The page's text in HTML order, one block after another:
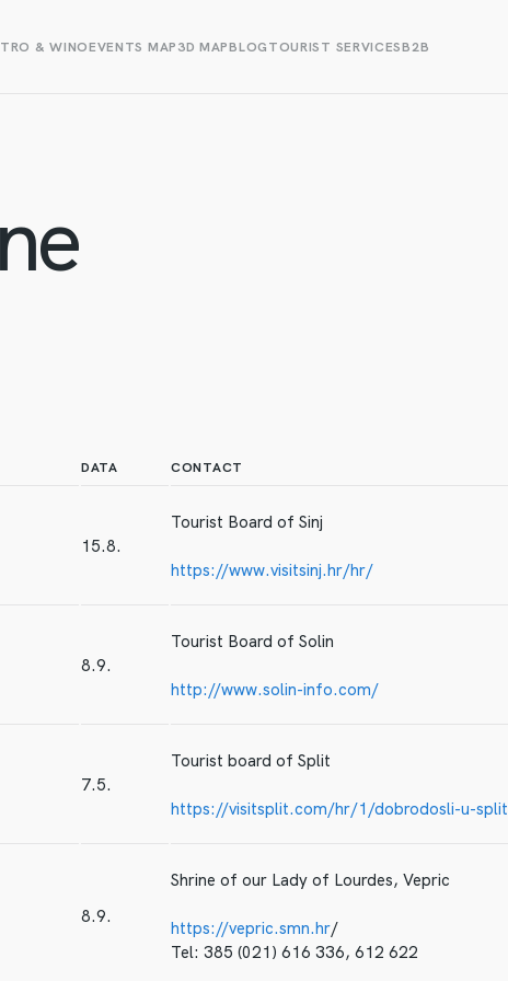
& WINOEVENTS MAP3D MAPBLOGTOURIST SERVICESB2B
DATA CONTACT
15.8.
Tourist Board of Sinj
https://www.visitsinj.hr/hr/
8.9.
Tourist Board of Solin
http://www.solin-info.com/
7.5.
Tourist board of Split
https://visitsplit.com/hr/1/dobrodosli-u-split
8.9.
Shrine of our Lady of Lourdes, Vepric
https://vepric.smn.hr/
Tel: 385 (021) 616 336, 612 622